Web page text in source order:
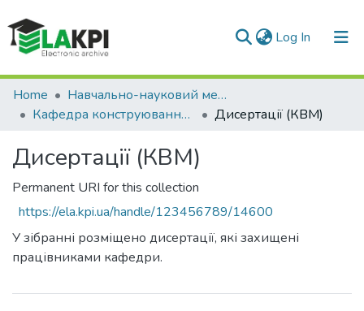
Log In (current)
Communities & Collections
All of DSpace
Statistics
Home
Навчально-науковий механіко-машинобудівний інститут (НН ММІ)
Кафедра конструювання верстатів та машин (КВМ)
Дисертації (КВМ)
Дисертації (КВМ)
Permanent URI for this collection
https://ela.kpi.ua/handle/123456789/14600
У зібранні розміщено дисертації, які захищені
працівниками кафедри.